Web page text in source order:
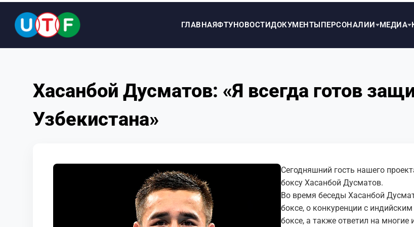
ГЛАВНАЯФТУНОВОСТИДОКУМЕНТЫПЕРСОНАЛИИ МЕДИА
ДОКУМЕНТЫ
Хасанбой Дусматов: «Я всегда готов
Узбекистана»
Сегодняшний гость нашего
боксу Хасанбой Дусматов.
Во время беседы Хасанбой
боксе, о конкуренции с
боксе, а также ответил на многие